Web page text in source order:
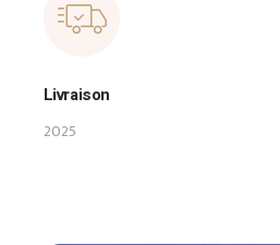
Livraison
2025